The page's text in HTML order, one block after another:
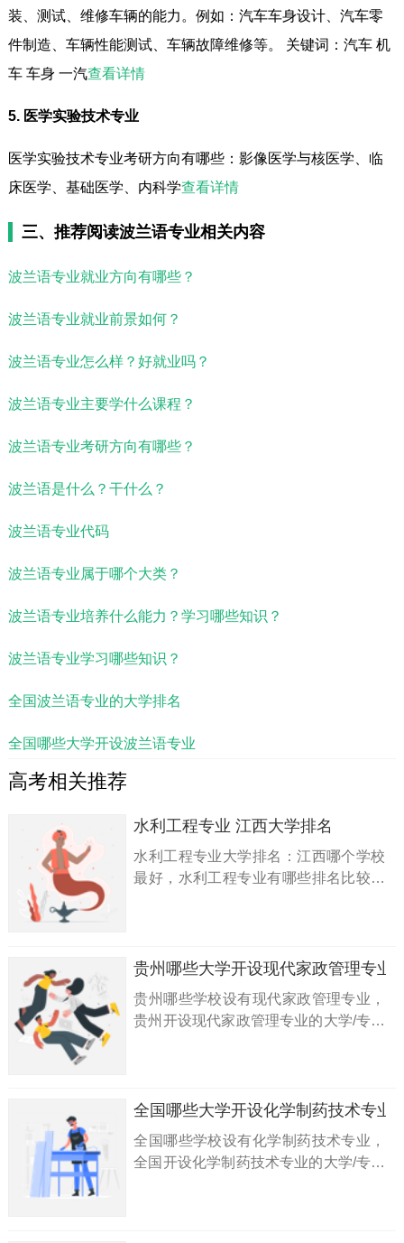
装、测试、维修车辆的能力。例如：汽车车身设计、汽车零
件制造、车辆性能测试、车辆故障维修等。 关键词：汽车 机
车 车身 一汽查看详情
5. 医学实验技术专业
医学实验技术专业考研方向有哪些：影像医学与核医学、临
床医学、基础医学、内科学查看详情
三、推荐阅读波兰语专业相关内容
波兰语专业就业方向有哪些？
波兰语专业就业前景如何？
波兰语专业怎么样？好就业吗？
波兰语专业主要学什么课程？
波兰语专业考研方向有哪些？
波兰语是什么？干什么？
波兰语专业代码
波兰语专业属于哪个大类？
波兰语专业培养什么能力？学习哪些知识？
波兰语专业学习哪些知识？
全国波兰语专业的大学排名
全国哪些大学开设波兰语专业
高考相关推荐
水利工程专业 江西大学排名
水利工程专业大学排名：江西哪个学校
最好，水利工程专业有哪些排名比较好
贵州哪些大学开设现代家政管理专业
贵州哪些学校设有现代家政管理专业，
贵州开设现代家政管理专业的大学/专科
全国哪些大学开设化学制药技术专业
全国哪些学校设有化学制药技术专业，
全国开设化学制药技术专业的大学/专科